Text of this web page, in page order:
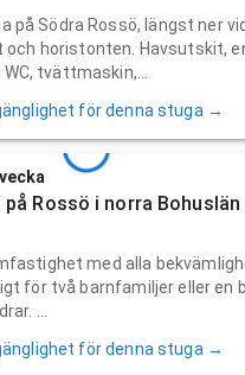
på Södra Rossö, längst ner vid
horistonten. Havsutskit,
tvättmaskin,...
för denna stuga →
Rossö i norra Bohuslän
med alla
för två barnfamiljer eller en
...
för denna stuga →